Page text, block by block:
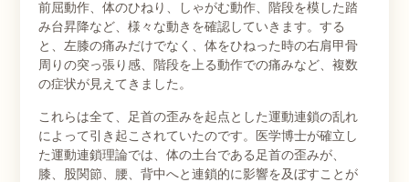
前屈動作、体のひねり、しゃがむ動作、階段を模した踏
み台昇降など、様々な動きを確認していきます。する
と、左膝の痛みだけでなく、体をひねった時の右肩甲骨
周りの突っ張り感、階段を上る動作での痛みなど、複数
の症状が見えてきました。
これらは全て、足首の歪みを起点とした運動連鎖の乱れ
によって引き起こされていたのです。医学博士が確立し
た運動連鎖理論では、体の土台である足首の歪みが、
膝、股関節、腰、背中へと連鎖的に影響を及ぼすことが